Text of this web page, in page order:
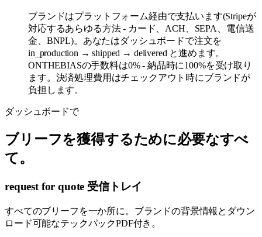
ブランドはプラットフォーム経由で支払います(Stripeが
対応するあらゆる方法 - カード、ACH、SEPA、電信送
金、BNPL)。あなたはダッシュボードで注文を
in_production → shipped → delivered と進めます。
ONTHEBIASの手数料は0% - 納品時に100%を受け取り
ます。決済処理費用はチェックアウト時にブランドが
負担します。
ダッシュボードで
ブリーフを獲得するために必要なすべ
て。
request for quote 受信トレイ
すべてのブリーフを一か所に。ブランドの背景情報とダウン
ロード可能なテックパックPDF付き。